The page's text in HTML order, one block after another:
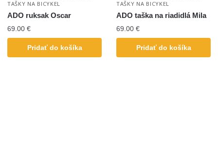
TAŠKY NA BICYKEL
ADO ruksak Oscar
69.00 €
Pridať do košíka
TAŠKY NA BICYKEL
ADO taška na riadidlá Mila
69.00 €
Pridať do košíka